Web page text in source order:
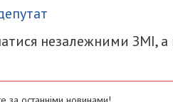
незалежними ЗМІ,